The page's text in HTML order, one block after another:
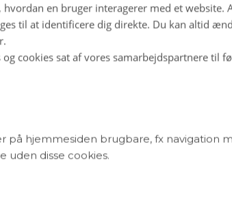
fuldmånen lyser, stiger børsteorm op
kan være farefuld, for i vandet
har biologer nu påvist for første
om ræves og grævlingers natlige adfærd
med termiske kameraer samt
til kvantitative data om
en bruger interagerer med et website.
til at identificere dig direkte. Du kan altid
cookies sat af vores samarbejdspartnere til
hjemmesiden brugbare, fx navigation
uden disse cookies.